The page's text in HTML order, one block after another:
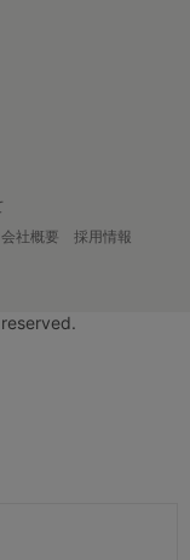
会社概要
採用情報